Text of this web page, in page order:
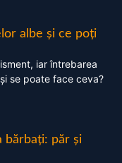
albe și ce poți
iar întrebarea
se poate face ceva?
bărbați: păr și